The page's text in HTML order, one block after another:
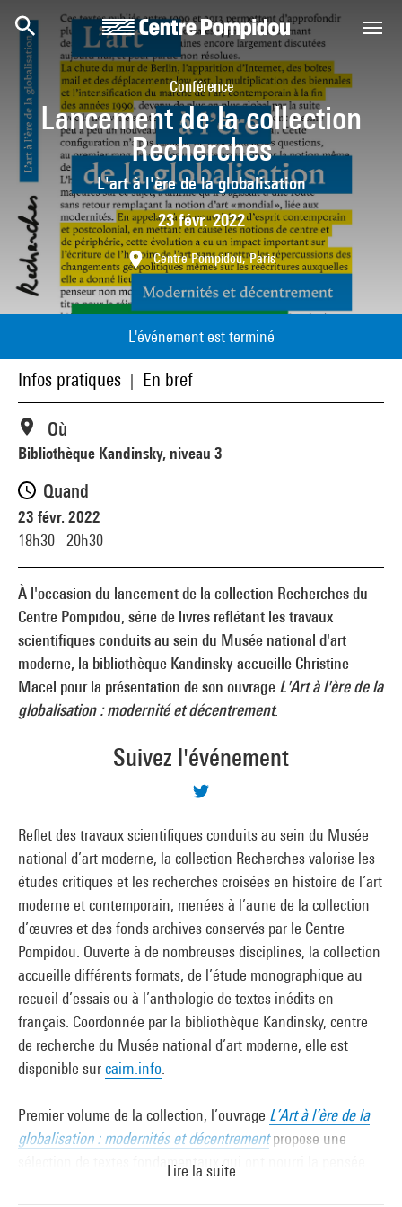
Aller au contenu principal
Centre Pompidou
Conférence
Lancement de la collection
Recherches
L'art à l'ère de la globalisation
23 févr. 2022
Centre Pompidou, Paris
L'événement est terminé
Infos pratiques En bref
À l'occasion du lancement de la collection Recherches du
Centre Pompidou, série de livres reflétant les travaux
scientifiques conduits au sein du Musée national d'art
moderne, la bibliothèque Kandinsky accueille Christine
Macel pour la présentation de son ouvrage L'Art à l'ère de la
globalisation : modernité et décentrement.
Suivez l'événement
Reflet des travaux scientifiques conduits au sein du Musée
national d’art moderne, la collection Recherches valorise les
études critiques et les recherches croisées en histoire de l’art
moderne et contemporain, menées à l’aune de la collection
d’œuvres et des fonds archives conservés par le Centre
Pompidou. Ouverte à de nombreuses disciplines, la collection
accueille différents formats, de l’étude monographique au
recueil d’essais ou à l’anthologie de textes inédits en
français. Coordonnée par la bibliothèque Kandinsky, centre
de recherche du Musée national d’art moderne, elle est
disponible surcairn.info
Premier volume de la collection, l’ouvrage L’Art à l’ère de la
globalisation : modernités et décentrementpropose une
sélection de textes fondamentaux qui ont nourri la pensée
Lire la suite
Où
Bibliothèque Kandinsky, niveau 3
Quand
23 févr. 2022
18h30 - 20h30